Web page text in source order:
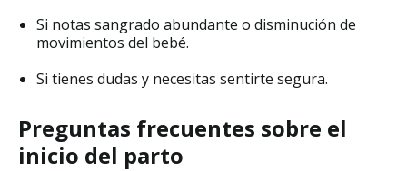
Si notas sangrado abundante o disminución de
movimientos del bebé.
Si tienes dudas y necesitas sentirte segura.
Preguntas frecuentes sobre el
inicio del parto